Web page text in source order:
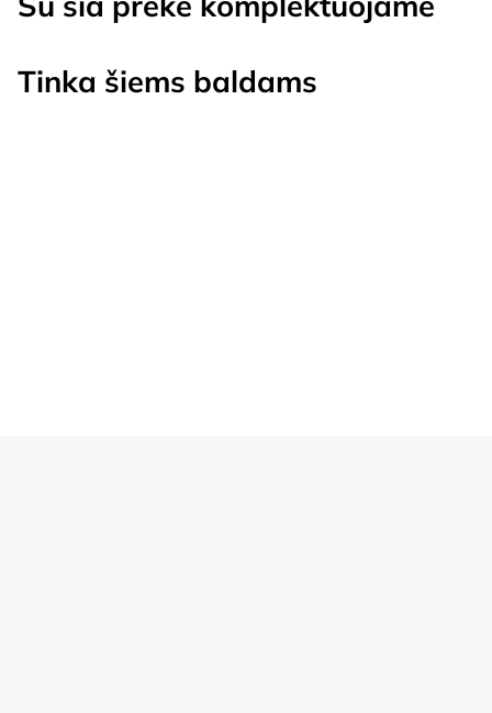
Tinka šiems baldams